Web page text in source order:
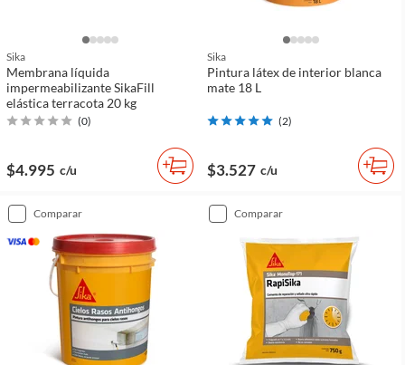
Sika
Membrana líquida
impermeabilizante SikaFill
elástica terracota 20 kg
(0)
$4.995 c/u
Sika
Pintura látex de interior blanca
mate 18 L
(2)
$3.527 c/u
comparar comparar